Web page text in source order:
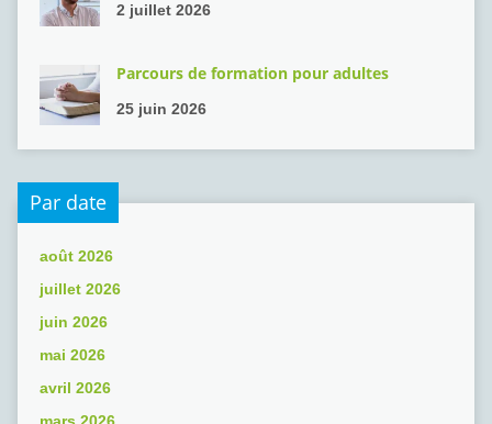
2 juillet 2026
Parcours de formation pour adultes
25 juin 2026
Par date
août 2026
juillet 2026
juin 2026
mai 2026
avril 2026